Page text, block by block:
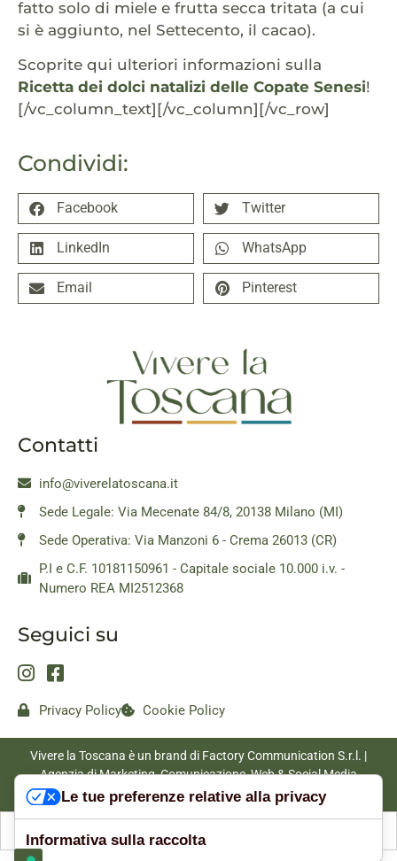
Condividi:
Facebook Twitter
LinkedIn WhatsApp
Email Pinterest
fatto solo di miele e frutta secca tritata (a cui
si è aggiunto, nel Settecento, il cacao).
Scoprite qui ulteriori informazioni sulla
Ricetta dei dolci natalizi delle Copate Senesi!
[/vc_column_text][/vc_column][/vc_row]
Contatti
info@viverelatoscana.it
Sede Legale: Via Mecenate 84/8, 20138 Milano (MI)
Sede Operativa: Via Manzoni 6 - Crema 26013 (CR)
P.I e C.F. 10181150961 - Capitale sociale 10.000 i.v. -
Numero REA MI2512368
Seguici su
Privacy Policy Cookie Policy
Vivere la Toscana è un brand di Factory Communication S.r.l. |
Agenzia di Marketing, Comunicazione, Web & Social Media
|www.factorycommunication.it
Le tue preferenze relative alla privacy
Informativa sulla raccolta